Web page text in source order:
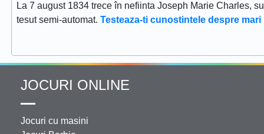
La 7 august 1834 trece în nefiinta Joseph Marie Charles,
tesut semi-automat. Testeaza-ti cunostintele despre
JOCURI ONLINE
Jocuri cu masini